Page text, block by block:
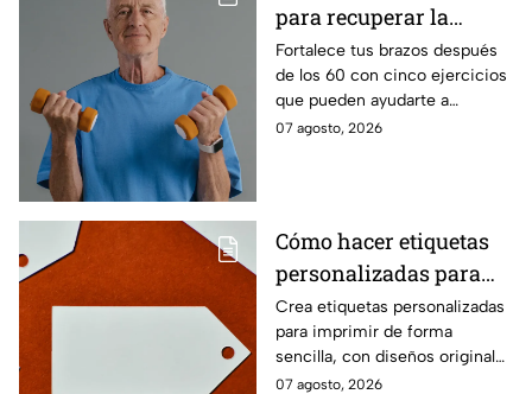
para recuperar la
fuerza después de los
60
Fortalece tus brazos después
de los 60 con cinco ejercicios
que pueden ayudarte a
recuperar fuerza, movilidad y
07 agosto, 2026
Cómo hacer etiquetas
personalizadas para
imprimir
Crea etiquetas personalizadas
para imprimir de forma
sencilla, con diseños originales
y detalles adaptados a tus
07 agosto, 2026